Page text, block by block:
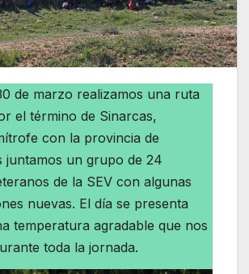
de marzo realizamos una ruta
el término de Sinarcas,
con la provincia de
juntamos un grupo de 24
de la SEV con algunas
nuevas. El día se presenta
temperatura agradable que nos
toda la jornada.